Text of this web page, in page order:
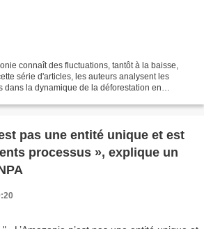
connaît des fluctuations, tantôt à la baisse,
série d'articles, les auteurs analysent les
dans la dynamique de la déforestation en
pas une entité unique et est
processus », explique un